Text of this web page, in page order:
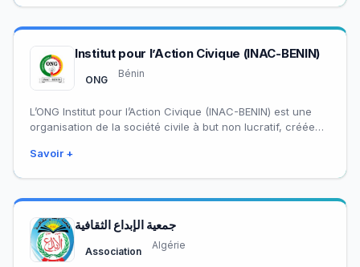
Institut pour l’Action Civique (INAC-BENIN)
ONG
Bénin
L’ONG Institut pour l’Action Civique (INAC-BENIN) est une
organisation de la société civile à but non lucratif, créée
Savoir +
جمعية الإبداع الثقافية
Association
Algérie